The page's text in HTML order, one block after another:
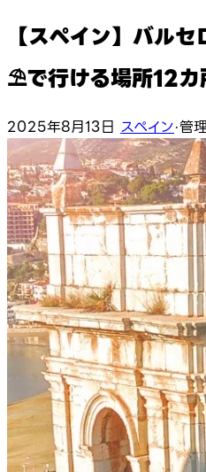
【スペイン】バル
⛱で行ける場所12カ
2025年8月13日 スペイン·管